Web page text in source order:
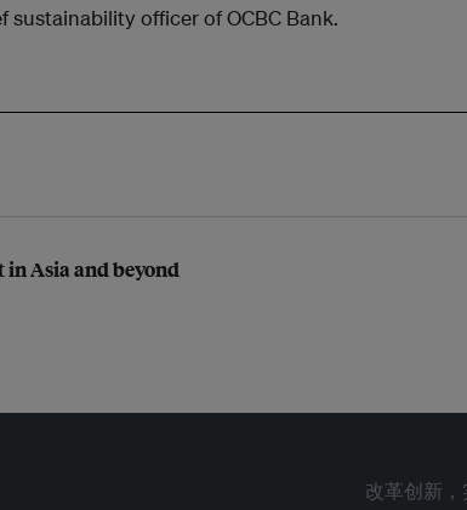
sustainability officer of OCBC Bank.
Asia and beyond
改革创新